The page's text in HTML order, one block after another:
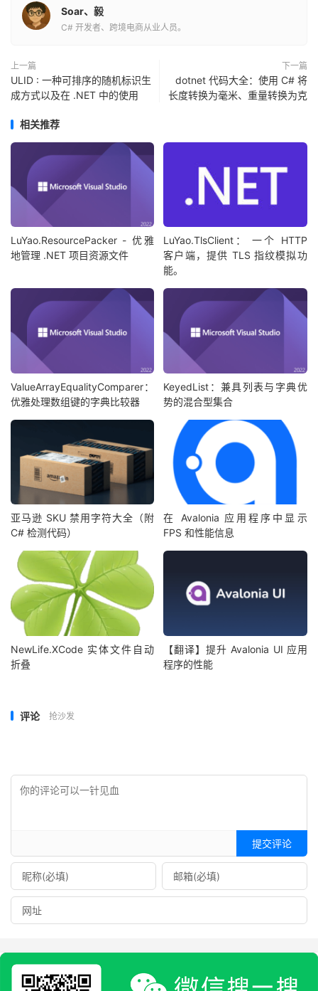
Soar、毅
C# 开发者、跨境电商从业人员。
上一篇
ULID : 一种可排序的随机标识生
成方式以及在 .NET 中的使用
下一篇
dotnet 代码大全：使用 C# 将
长度转换为毫米、重量转换为克
相关推荐
LuYao.ResourcePacker - 优雅
地管理 .NET 项目资源文件
LuYao.TlsClient： 一个 HTTP
客户端，提供 TLS 指纹模拟功
能。
ValueArrayEqualityComparer：
优雅处理数组键的字典比较器
KeyedList：兼具列表与字典优
势的混合型集合
亚马逊 SKU 禁用字符大全（附
C# 检测代码）
在 Avalonia 应用程序中显示
FPS 和性能信息
NewLife.XCode 实体文件自动
折叠
【翻译】提升 Avalonia UI 应用
程序的性能
评论 抢沙发
提交评论